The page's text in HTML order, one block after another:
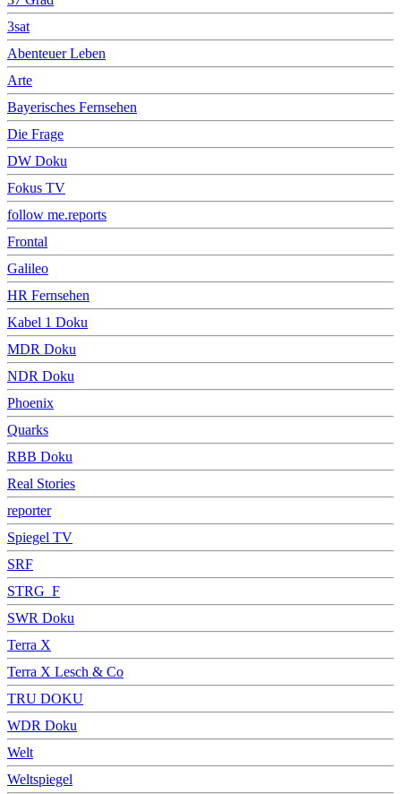
3sat
Abenteuer Leben
Arte
Bayerisches Fernsehen
Die Frage
DW Doku
Fokus TV
follow me.reports
Frontal
Galileo
HR Fernsehen
Kabel 1 Doku
MDR Doku
NDR Doku
Phoenix
Quarks
RBB Doku
Real Stories
reporter
Spiegel TV
SRF
STRG_F
SWR Doku
Terra X
Terra X Lesch & Co
TRU DOKU
WDR Doku
Welt
Weltspiegel